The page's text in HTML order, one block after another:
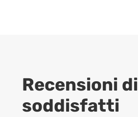
Recensioni
soddisfatti